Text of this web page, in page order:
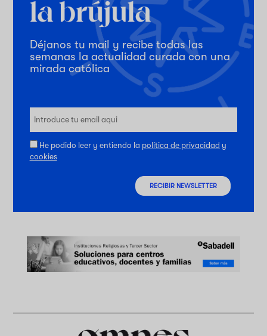
Déjanos tu mail y recibe todas las
semanas la actualidad curada con una
mirada católica
He podido leer y entiendo la política de privacidad y
cookies
RECIBIR NEWSLETTER